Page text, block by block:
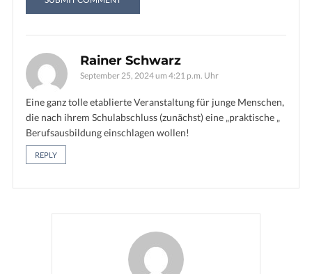
Rainer Schwarz
September 25, 2024 um 4:21 p.m. Uhr
Eine ganz tolle etablierte Veranstaltung für junge Menschen,
die nach ihrem Schulabschluss (zunächst) eine „praktische „
Berufsausbildung einschlagen wollen!
REPLY